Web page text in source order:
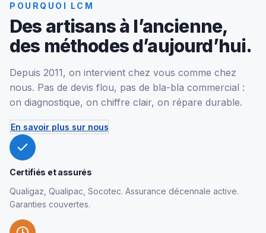
POURQUOI LCM
Des artisans à l’ancienne,
des méthodes d’aujourd’hui.
Depuis 2011, on intervient chez vous comme chez
nous. Pas de devis flou, pas de bla-bla commercial :
on diagnostique, on chiffre clair, on répare durable.
En savoir plus sur nous
Certifiés et assurés
Qualigaz, Qualipac, Socotec. Assurance décennale active.
Garanties couvertes.